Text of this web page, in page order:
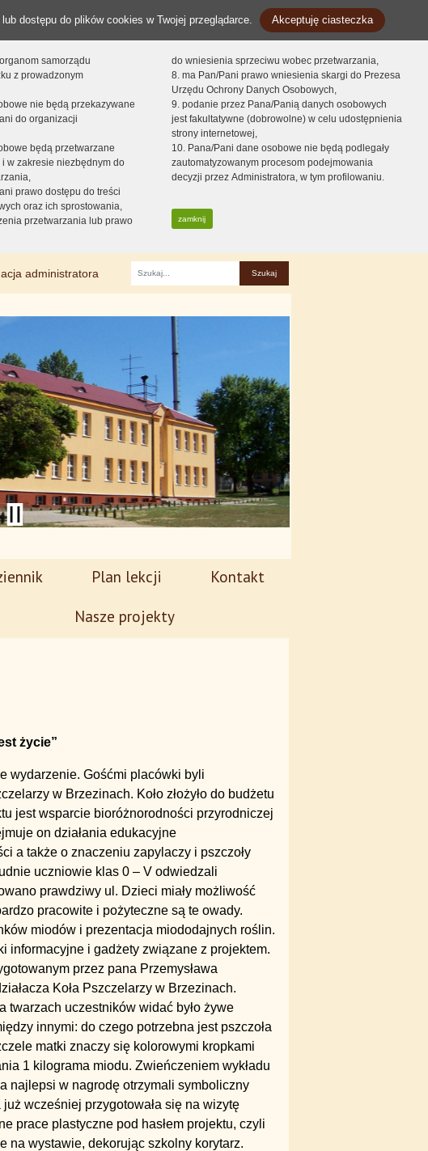
dostępu do plików cookies w Twojej przeglądarce. Akceptuję ciasteczka
samorządu
z prowadzonym
nie będą przekazywane
do organizacji
będą przetwarzane
i w zakresie niezbędnym do
prawo dostępu do treści
oraz ich sprostowania,
przetwarzania lub prawo
do wniesienia sprzeciwu wobec przetwarzania,
8. ma Pan/Pani prawo wniesienia skargi do Prezesa
Urzędu Ochrony Danych Osobowych,
9. podanie przez Pana/Panią danych osobowych
jest fakultatywne (dobrowolne) w celu udostępnienia
strony internetowej,
10. Pana/Pani dane osobowe nie będą podlegały
zautomatyzowanym procesom podejmowania
decyzji przez Administratora, w tym profilowaniu.
zamknij
administratora
Fraza
Plan lekcji
Kontakt
Nasze projekty
życie”
wydarzenie. Gośćmi placówki byli
w Brzezinach. Koło złożyło do budżetu
jest wsparcie bioróżnorodności przyrodniczej
on działania edukacyjne
a także o znaczeniu zapylaczy i pszczoły
uczniowie klas 0 – V odwiedzali
prawdziwy ul. Dzieci miały możliwość
pracowite i pożyteczne są te owady.
miodów i prezentacja miododajnych roślin.
informacyjne i gadżety związane z projektem.
przez pana Przemysława
Koła Pszczelarzy w Brzezinach.
twarzach uczestników widać było żywe
innymi: do czego potrzebna jest pszczoła
matki znaczy się kolorowymi kropkami
1 kilograma miodu. Zwieńczeniem wykładu
najlepsi w nagrodę otrzymali symboliczny
wcześniej przygotowała się na wizytę
prace plastyczne pod hasłem projektu, czyli
na wystawie, dekorując szkolny korytarz.